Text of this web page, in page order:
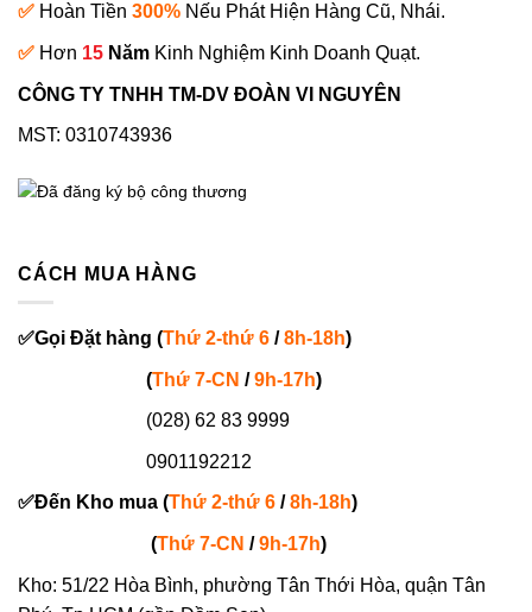
✅ Hoàn Tiền 300% Nếu Phát Hiện Hàng Cũ, Nhái.
✅ Hơn 15 Năm Kinh Nghiệm Kinh Doanh Quạt.
CÔNG TY TNHH TM-DV ĐOÀN VI NGUYÊN
MST: 0310743936
CÁCH MUA HÀNG
✅Gọi Đặt hàng (Thứ 2-thứ 6 /8h-18h)
(Thứ 7-CN /9h-17h)
(028) 62 83 9999
0901192212
✅Đến Kho mua (Thứ 2-thứ 6 / 8h-18h)
(Thứ 7-CN /9h-17h)
Kho: 51/22 Hòa Bình, phường Tân Thới Hòa, quận Tân